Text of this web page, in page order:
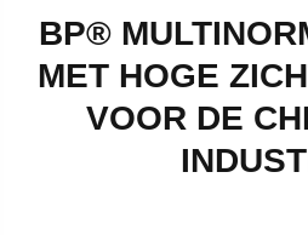
BP®
MET HOGE
VOOR DE